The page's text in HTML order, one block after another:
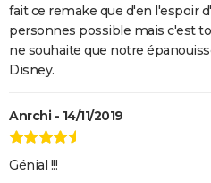
fait ce remake que d'en l'espoir
personnes possible mais c'est
ne souhaite que notre
Disney.
Anrchi - 14/11/2019
Génial !!!